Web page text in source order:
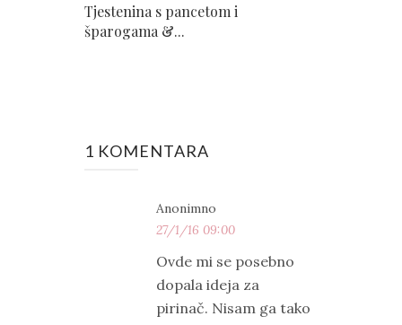
Tjestenina s pancetom i
šparogama &...
1 KOMENTARA
Anonimno
27/1/16 09:00
Ovde mi se posebno
dopala ideja za
pirinač. Nisam ga tako